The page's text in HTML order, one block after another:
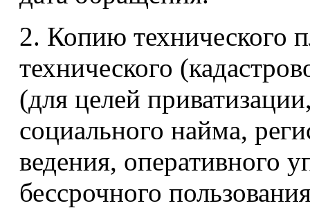
2. Копию технического
технического
(для целей
социального найма,
ведения, оперативного
бессрочного